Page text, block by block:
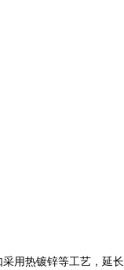
用热镀锌等工艺，延长